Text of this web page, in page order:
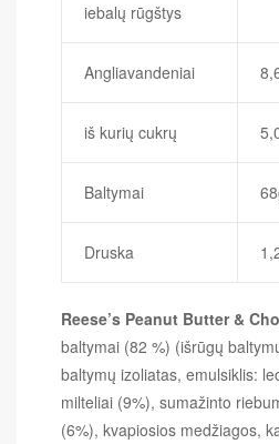
iebalų rūgštys
Angliavandeniai
iš kurių cukrų
Baltymai
Druska
Reese’s Peanut Butter &
baltymai (82 %) (išrūgų
baltymų izoliatas, emulsiklis:
milteliai (9%), sumažinto
(6%), kvapiosios medžiagos,